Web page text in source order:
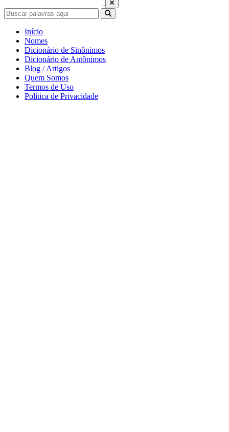
Início
Nomes
Dicionário de Sinônimos
Dicionário de Antônimos
Blog / Artigos
Quem Somos
Termos de Uso
Política de Privacidade